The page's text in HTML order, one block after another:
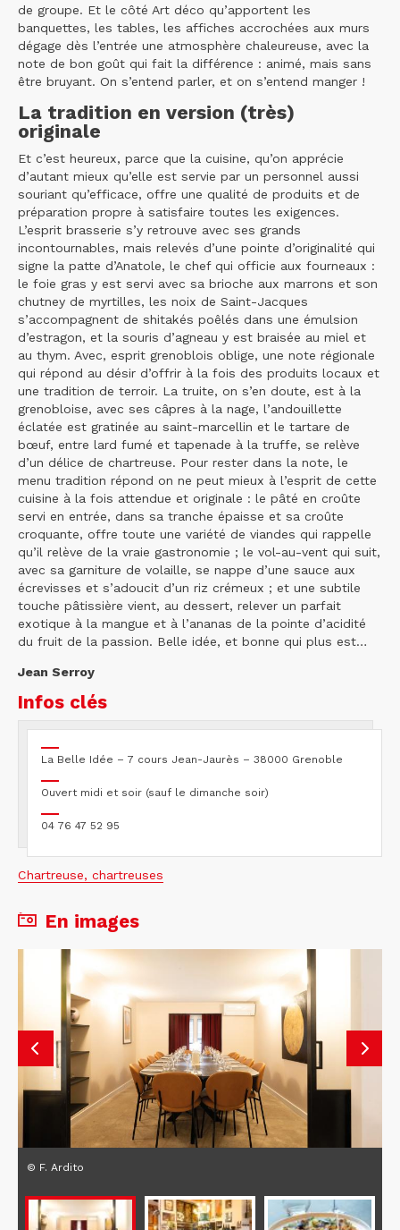
de groupe. Et le côté Art déco qu’apportent les
banquettes, les tables, les affiches accrochées aux murs
dégage dès l’entrée une atmosphère chaleureuse, avec la
note de bon goût qui fait la différence : animé, mais sans
être bruyant. On s’entend parler, et on s’entend manger !
La tradition en version (très)
originale
Et c’est heureux, parce que la cuisine, qu’on apprécie
d’autant mieux qu’elle est servie par un personnel aussi
souriant qu’efficace, offre une qualité de produits et de
préparation propre à satisfaire toutes les exigences.
L’esprit brasserie s’y retrouve avec ses grands
incontournables, mais relevés d’une pointe d’originalité qui
signe la patte d’Anatole, le chef qui officie aux fourneaux :
le foie gras y est servi avec sa brioche aux marrons et son
chutney de myrtilles, les noix de Saint-Jacques
s’accompagnent de shitakés poêlés dans une émulsion
d’estragon, et la souris d’agneau y est braisée au miel et
au thym. Avec, esprit grenoblois oblige, une note régionale
qui répond au désir d’offrir à la fois des produits locaux et
une tradition de terroir. La truite, on s’en doute, est à la
grenobloise, avec ses câpres à la nage, l’andouillette
éclatée est gratinée au saint-marcellin et le tartare de
bœuf, entre lard fumé et tapenade à la truffe, se relève
d’un délice de chartreuse. Pour rester dans la note, le
menu tradition répond on ne peut mieux à l’esprit de cette
cuisine à la fois attendue et originale : le pâté en croûte
servi en entrée, dans sa tranche épaisse et sa croûte
croquante, offre toute une variété de viandes qui rappelle
qu’il relève de la vraie gastronomie ; le vol-au-vent qui suit,
avec sa garniture de volaille, se nappe d’une sauce aux
écrevisses et s’adoucit d’un riz crémeux ; et une subtile
touche pâtissière vient, au dessert, relever un parfait
exotique à la mangue et à l’ananas de la pointe d’acidité
du fruit de la passion. Belle idée, et bonne qui plus est…
Jean Serroy
Infos clés
La Belle Idée – 7 cours Jean-Jaurès – 38000 Grenoble
Ouvert midi et soir (sauf le dimanche soir)
04 76 47 52 95
Chartreuse, chartreuses
En images
© F. Ardito